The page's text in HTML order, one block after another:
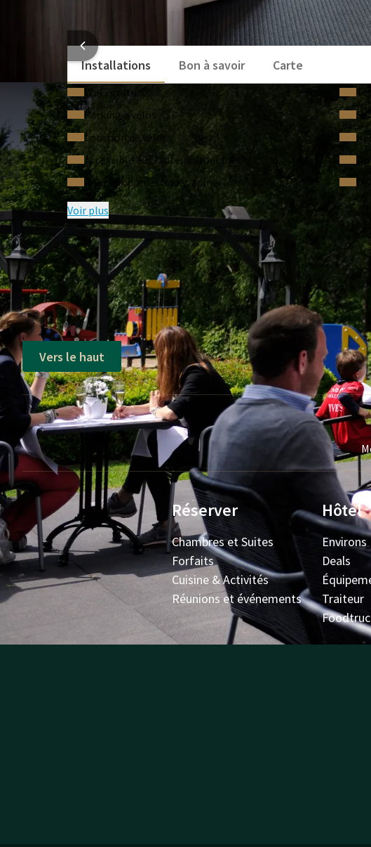
INFORMATIONS
Installations
Bon à savoir Carte
Wi‑Fi gratuit
Parking à vélos
Location de vélos
Accessible aux fauteuils roulants
Animaux domestiques admis
Voir plus
QUESTIONS
Conditions du forfait
Selon disponibilité
Vers le haut
Réserver
Chambres et Suites
Forfaits
Cuisine & Activités
Réunions et événements
Hôtel
Environs
Deals
Traiteur